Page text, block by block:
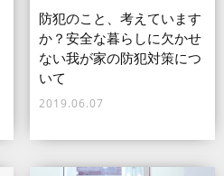
防犯のこと、考えています
か？安全な暮らしに欠かせ
ない我が家の防犯対策につ
いて
2019.06.07